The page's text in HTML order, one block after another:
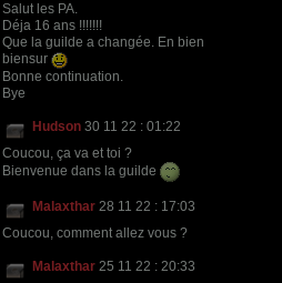
Salut les PA.
Déja 16 ans !!!!!!!
Que la guilde a changée. En bien
biensur
Bonne continuation.
Bye
Hudson 30 11 22 : 01:22
Coucou, ça va et toi ?
Bienvenue dans la guilde
Malaxthar 28 11 22 : 17:03
Coucou, comment allez vous ?
Malaxthar 25 11 22 : 20:33